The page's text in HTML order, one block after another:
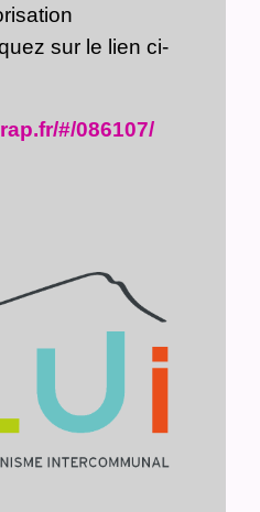
sur le lien ci-
#/086107/